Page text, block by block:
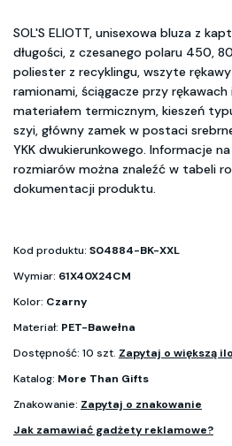
SOL'S ELIOTT, unisexowa bluza z
długości, z czesanego polaru 450,
poliester z recyklingu, wszyte
ramionami, ściągacze przy rękawach
materiałem termicznym, kieszeń
szyi, główny zamek w postaci
YKK dwukierunkowego. Informacje
rozmiarów można znaleźć w tabeli
dokumentacji produktu.
Kod produktu: S04884-BK-XXL
Wymiar: 61X40X24CM
Kolor: Czarny
Materiał: PET-Bawełna
Dostępność: 10 szt. Zapytaj o większą
Katalog: More Than Gifts
Znakowanie: Zapytaj o znakowanie
Jak zamawiać gadżety reklamowe?